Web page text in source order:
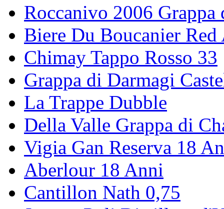
Roccanivo 2006
Biere Du Boucanier Red
Chimay Tappo Rosso 33
Grappa di Darmagi
La Trappe Dubble
Della Valle Grappa di
Vigia Gan Reserva 18
Aberlour 18 Anni
Cantillon Nath 0,75